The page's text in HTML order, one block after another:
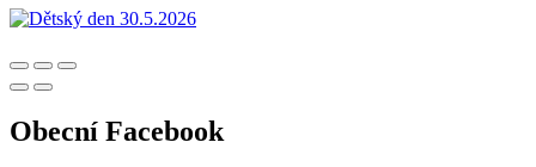
Obecní Facebook